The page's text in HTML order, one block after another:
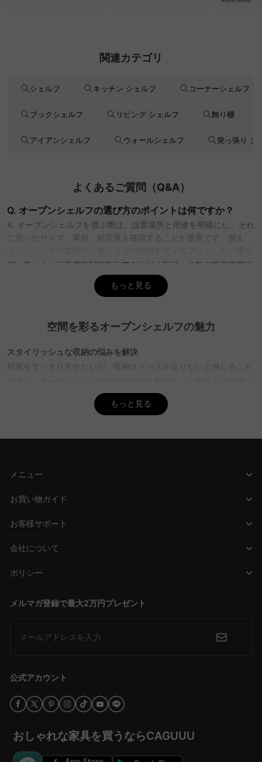
関連カテゴリ
シェルフ キッチン シェルフ コーナーシェルフ
ブックシェルフ リビング シェルフ 飾り棚
アイアンシェルフ ウォールシェルフ 突っ張り シ
よくあるご質問（Q&A）
Q. オープンシェルフの選び方のポイントは何ですか？
A. オープンシェルフを選ぶ際は、設置場所と用途を明確にし、それ
に合ったサイズ、素材、耐荷重を確認することが重要です。例え
や、キッチンで実用的な収納を考えている場合、それぞれの用途に
合ったオープンシェルフを選ぶことが大切。CAGUUUでは、北欧モ
ダンやヴィンテージなど多彩なスタイルのオープンシェルフを取り
Q. オープンシェルフの素材にはどのような種類があります
か？
A. オープンシェルフの素材には、木製とスチール製が一般的。木製
CAGUUUのオープンシェルフは、無垢材などの高品質素材を使用
し、5年品質保証があるため、長く安心して使用できます。
ーズに行えること。デメリットとしては、中身が丸見えになるため
ルームを活用し、理想の収納空間を実現するためのサポートを提
もっと見る
空間を彩るオープンシェルフの魅力
スタイリッシュな収納の悩みを解決
部屋をすっきり見せたいが、収納スペースが足りないと感じること
テムを美しくディスプレイできます。リビングや玄関に設置するこ
とで、訪問者にもインテリアセンスを披露する場を提供します。
一方で、スチール製は耐荷重が高く、重い書籍やキッチン用品の収
納にも最適です。耐久性とデザイン性を兼ね備えたアイテムで、理
無垢材などの高品質素材を使用しながら、CAGUUUオリジナルの
ジまで、多彩なスタイルで個々のライフスタイルに寄り添う。品
家具選びを提供します。
安心の保証とサポートで信頼を築く
ムでの体験が、購入をサポートし、理想のインテリアを実現する手
めます。
購入へのステップ
高品質でデザイン性に優れたオープンシェルフで、部屋を魅力的に
もっと見る
メニュー
お買い物ガイド
お客様サポート
会社について
ポリシー
メルマガ登録で最大2万円プレゼント
メールアドレスを入力
公式アカウント
おしゃれな家具を買うならCAGUUU